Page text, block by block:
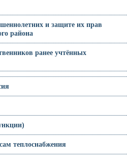
и защите их прав
района
ранее учтённых
теплоснабжения